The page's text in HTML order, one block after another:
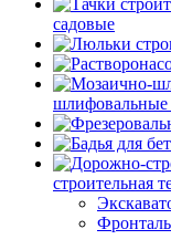
садовые
строительная